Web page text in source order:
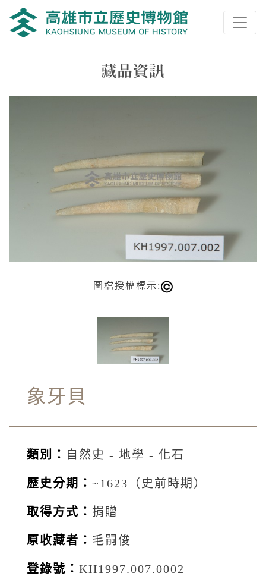
跳到主要內容
高雄市立歷史博物館
網頁導覽
圖檔授權標示:
象牙貝
類別： 自然史 - 地學 - 化石
歷史分期： ~1623（史前時期）
取得方式： 捐贈
原收藏者： 毛嗣俊
登錄號： KH1997.007.0002